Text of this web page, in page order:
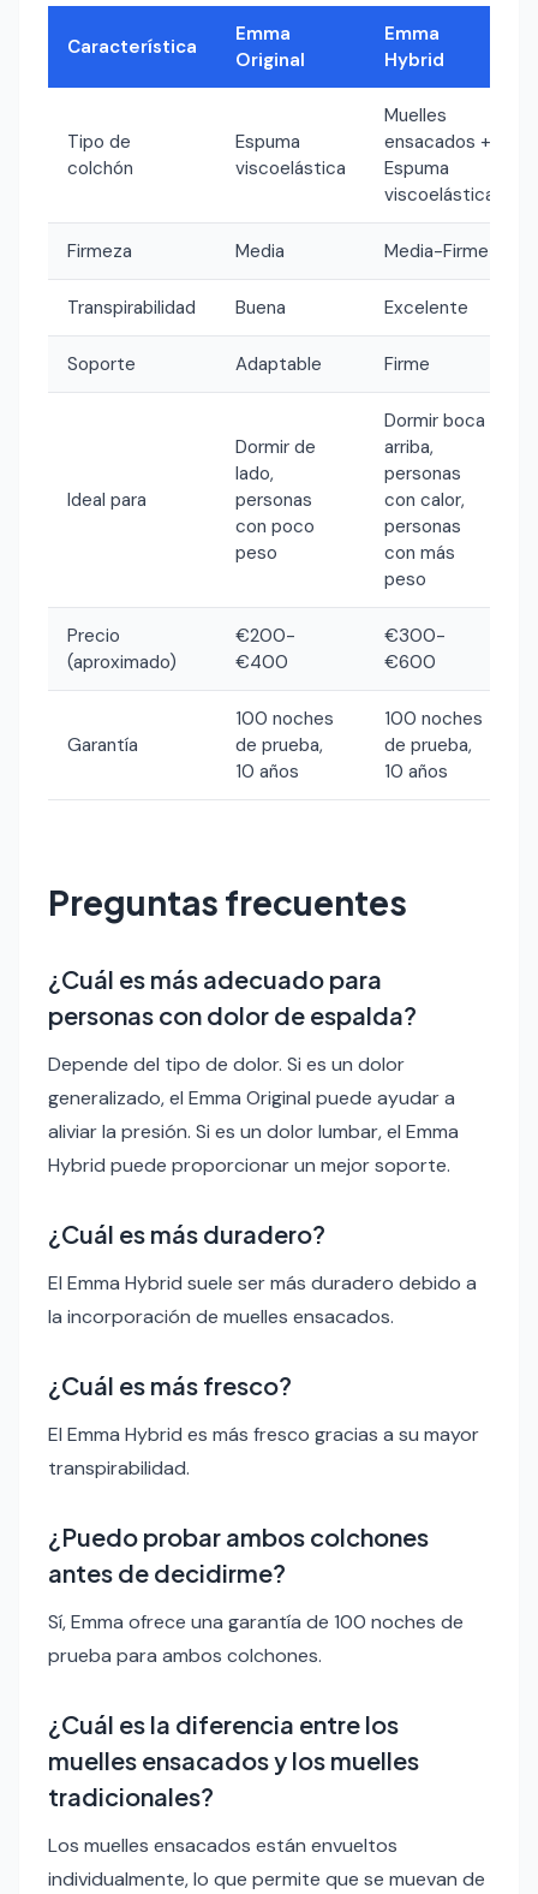
Característica
Emma
Original
Emma
Hybrid
Tipo de
colchón
Espuma
viscoelástica
Muelles
ensacados +
Espuma
viscoelástica
Firmeza Media Media-Firme
Transpirabilidad Buena Excelente
Soporte Adaptable Firme
Ideal para
Dormir de
lado,
personas
con poco
peso
Dormir boca
arriba,
personas
con calor,
personas
con más
peso
Precio
(aproximado)
€200-
€400
€300-
€600
Garantía
100 noches
de prueba,
10 años
100 noches
de prueba,
10 años
Preguntas frecuentes
¿Cuál es más adecuado para
personas con dolor de espalda?
Depende del tipo de dolor. Si es un dolor
generalizado, el Emma Original puede ayudar a
aliviar la presión. Si es un dolor lumbar, el Emma
Hybrid puede proporcionar un mejor soporte.
¿Cuál es más duradero?
El Emma Hybrid suele ser más duradero debido a
la incorporación de muelles ensacados.
¿Cuál es más fresco?
El Emma Hybrid es más fresco gracias a su mayor
transpirabilidad.
¿Puedo probar ambos colchones
antes de decidirme?
Sí, Emma ofrece una garantía de 100 noches de
prueba para ambos colchones.
¿Cuál es la diferencia entre los
muelles ensacados y los muelles
tradicionales?
Los muelles ensacados están envueltos
individualmente, lo que permite que se muevan de